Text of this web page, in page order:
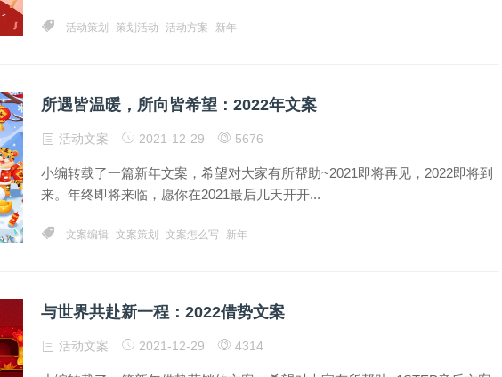
活动策划 策划活动 活动方案 新年
所遇皆温暖，所向皆希望：2022年文案
活动文案 2021-12-29 5676
小编转载了一篇新年文案，希望对大家有所帮助~2021即将再见，2022即将到
来。年终即将来临，愿你在2021最后几天开开...
文案编辑 文案策划 文案怎么写 新年
与世界共赴新一程：2022借势文案
活动文案 2021-12-29 4314